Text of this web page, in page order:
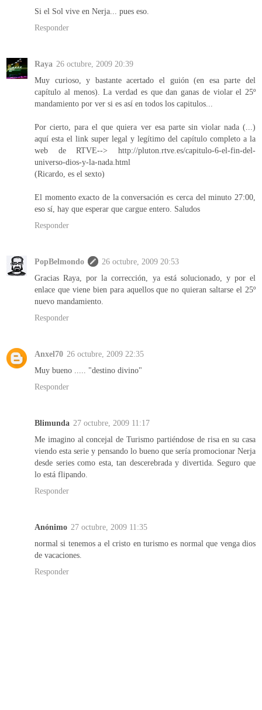
Si el Sol vive en Nerja... pues eso.
Responder
Raya 26 octubre, 2009 20:39
Muy curioso, y bastante acertado el guión (en esa parte del
capítulo al menos). La verdad es que dan ganas de violar el 25º
mandamiento por ver si es así en todos los capitulos...
Por cierto, para el que quiera ver esa parte sin violar nada (...)
aquí esta el link super legal y legítimo del capítulo completo a la
web de RTVE--> http://pluton.rtve.es/capitulo-6-el-fin-del-
universo-dios-y-la-nada.html
(Ricardo, es el sexto)
El momento exacto de la conversación es cerca del minuto 27:00,
eso sí, hay que esperar que cargue entero. Saludos
Responder
PopBelmondo
26 octubre, 2009 20:53
Gracias Raya, por la corrección, ya está solucionado, y por el
enlace que viene bien para aquellos que no quieran saltarse el 25º
nuevo mandamiento.
Responder
Anxel70 26 octubre, 2009 22:35
Muy bueno ..... "destino divino"
Responder
Blimunda 27 octubre, 2009 11:17
Me imagino al concejal de Turismo partiéndose de risa en su casa
viendo esta serie y pensando lo bueno que sería promocionar Nerja
desde series como esta, tan descerebrada y divertida. Seguro que
lo está flipando.
Responder
Anónimo 27 octubre, 2009 11:35
normal si tenemos a el cristo en turismo es normal que venga dios
de vacaciones.
Responder